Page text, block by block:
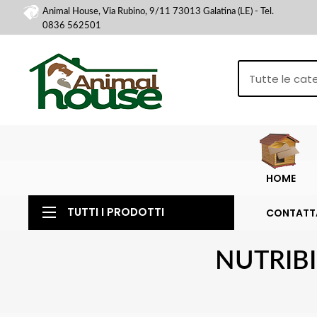
Animal House, Via Rubino, 9/11 73013 Galatina (LE) - Tel.
0836 562501
HOME
TUTTI I PRODOTTI